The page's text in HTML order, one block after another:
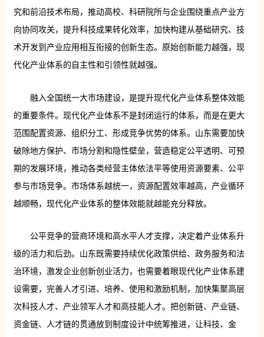
究和前沿技术布局，推动高校、科研院所与企业围绕重点产业方
向协同攻关，提升科技成果转化效率，加快构建从基础研究、技
术开发到产业应用相互衔接的创新生态。原始创新能力越强，现
代化产业体系的自主性和引领性就越强。
融入全国统一大市场建设，是提升现代化产业体系整体效能
的重要条件。现代化产业体系不是封闭运行的体系，而是在更大
范围配置资源、组织分工、形成竞争优势的体系。山东需要加快
破除地方保护、市场分割和隐性壁垒，营造稳定公平透明、可预
期的发展环境，推动各类经营主体依法平等使用资源要素、公平
参与市场竞争。市场体系越统一，资源配置效率越高，产业循环
越顺畅，现代化产业体系的整体效能就越能充分释放。
公平竞争的营商环境和高水平人才支撑，决定着产业体系升
级的活力和后劲。山东既需要持续优化政策供给、政务服务和法
治环境，激发企业创新创业活力，也需要着眼现代化产业体系建
设需要，完善人才引进、培养、使用和激励机制，加快集聚高层
次科技人才、产业领军人才和高技能人才。把创新链、产业链、
资金链、人才链的贯通放到制度设计中统筹推进，让科技、金